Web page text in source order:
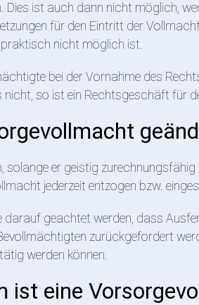
ist auch dann nicht möglich,
für den Eintritt der
nicht möglich ist.
bei der Vornahme des
nicht, so ist ein Rechtsgeschäft für
solange er geistig
jederzeit entzogen bzw.
darauf geachtet werden, dass
zurückgefordert
werden können.
ist eine